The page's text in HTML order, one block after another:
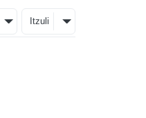
Itzuli